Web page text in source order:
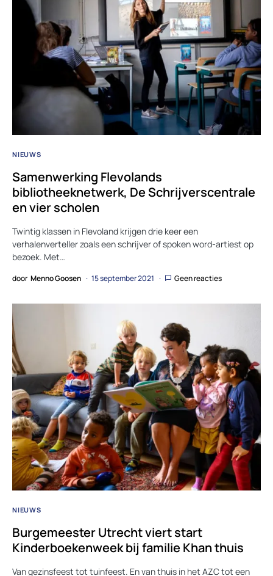
NIEUWS
Samenwerking Flevolands
bibliotheeknetwerk, De Schrijverscentrale
en vier scholen
Twintig klassen in Flevoland krijgen drie keer een
verhalenverteller zoals een schrijver of spoken word-artiest op
bezoek. Met…
door Menno Goosen 15 september 2021 Geen reacties
NIEUWS
Burgemeester Utrecht viert start
Kinderboekenweek bij familie Khan thuis
Van gezinsfeest tot tuinfeest. En van thuis in het AZC tot een